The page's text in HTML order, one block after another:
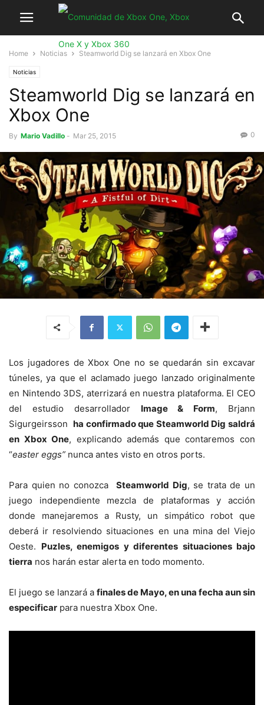
Home Noticias Steamworld Dig se lanzará en Xbox One
Noticias
Steamworld Dig se lanzará en
Xbox One
By Mario Vadillo - Mar 25, 2015 0
Los jugadores de Xbox One no se quedarán sin excavar
túneles, ya que el aclamado juego lanzado originalmente
en Nintendo 3DS, aterrizará en nuestra plataforma. El CEO
del estudio desarrollador Image & Form, Brjann
Sigurgeirssonha confirmado que Steamworld Dig saldrá
en Xbox One, explicando además que contaremos con
“easter eggs” nunca antes visto en otros ports.
Para quien no conozca Steamworld Dig, se trata de un
juego independiente mezcla de plataformas y acción
donde manejaremos a Rusty, un simpático robot que
deberá ir resolviendo situaciones en una mina del Viejo
Oeste. Puzles, enemigos y diferentes situaciones bajo
tierra nos harán estar alerta en todo momento.
El juego se lanzará a finales de Mayo, en una fecha aun sin
especificar para nuestra Xbox One.